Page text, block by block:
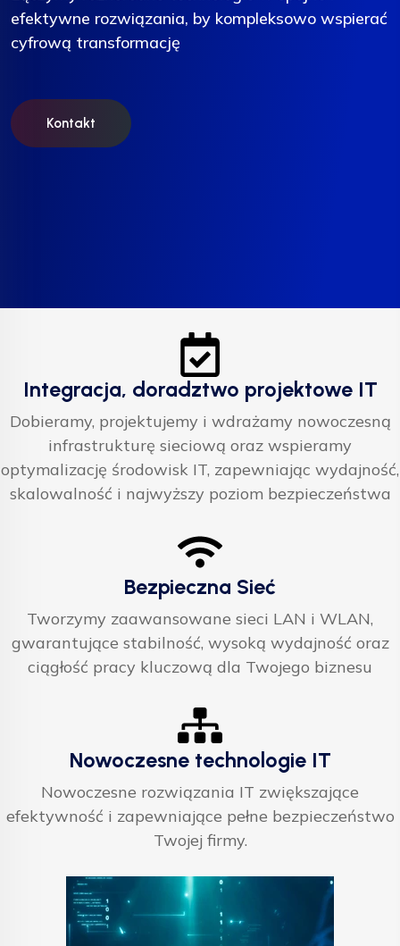
efektywne rozwiązania, by kompleksowo wspierać
cyfrową transformację
Kontakt
efektywne rozwiązania, by kompleksowo wspierać
cyfrową transformację
Kontakt
efektywne rozwiązania, by kompleksowo wspierać
cyfrową transformację
Kontakt
Integracja, doradztwo projektowe IT
Dobieramy, projektujemy i wdrażamy nowoczesną
infrastrukturę sieciową oraz wspieramy
optymalizację środowisk IT, zapewniając wydajność,
skalowalność i najwyższy poziom bezpieczeństwa
Bezpieczna Sieć
Tworzymy zaawansowane sieci LAN i WLAN,
gwarantujące stabilność, wysoką wydajność oraz
ciągłość pracy kluczową dla Twojego biznesu
Nowoczesne technologie IT
Nowoczesne rozwiązania IT zwiększające
efektywność i zapewniające pełne bezpieczeństwo
Twojej firmy.